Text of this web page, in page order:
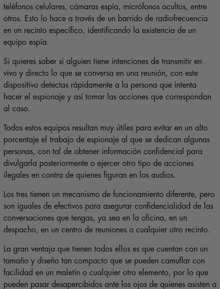
teléfonos celulares, cámaras espía, micrófonos ocultos, entre
otros. Esto lo hace a través de un barrido de radiofrecuencia
en un recinto específico, identificando la existencia de un
equipo espía.
Si quieres saber si alguien tiene intenciones de transmitir en
vivo y directo lo que se conversa en una reunión, con este
dispositivo detectas rápidamente a la persona que intenta
hacer el espionaje y así tomar las acciones que correspondan
al caso.
Todos estos equipos resultan muy útiles para evitar en un alto
porcentaje el trabajo de espionaje al que se dedican algunas
personas, con tal de obtener información confidencial para
divulgarla posteriormente o ejercer otro tipo de acciones
ilegales en contra de quienes figuran en los audios.
Los tres tienen un mecanismo de funcionamiento diferente, pero
son iguales de efectivos para asegurar confidencialidad de las
conversaciones que tengas, ya sea en la oficina, en un
despacho, en un centro de reuniones o cualquier otro recinto.
La gran ventaja que tienen todos ellos es que cuentan con un
tamaño y diseño tan compacto que se pueden camuflar con
facilidad en un maletín o cualquier otro elemento, por lo que
pueden pasar desapercibidos ante los ojos de quienes asisten a